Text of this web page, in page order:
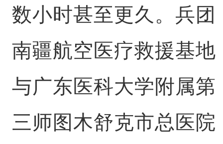
数小时甚至更久。兵团
南疆航空医疗救援基地
与广东医科大学附属第
三师图木舒克市总医院